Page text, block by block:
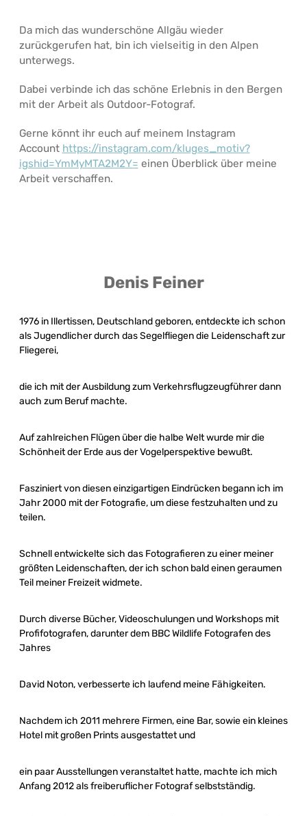
Da mich das wunderschöne Allgäu wieder
zurückgerufen hat, bin ich vielseitig in den Alpen
unterwegs.
Dabei verbinde ich das schöne Erlebnis in den Bergen
mit der Arbeit als Outdoor-Fotograf.
Gerne könnt ihr euch auf meinem Instagram
Account https://instagram.com/kluges_motiv?
igshid=YmMyMTA2M2Y= einen Überblick über meine
Arbeit verschaffen.
Denis Feiner
1976 in Illertissen, Deutschland geboren, entdeckte ich schon
als Jugendlicher durch das Segelfliegen die Leidenschaft zur
Fliegerei,
die ich mit der Ausbildung zum Verkehrsflugzeugführer dann
auch zum Beruf machte.
Auf zahlreichen Flügen über die halbe Welt wurde mir die
Schönheit der Erde aus der Vogelperspektive bewußt.
Fasziniert von diesen einzigartigen Eindrücken begann ich im
Jahr 2000 mit der Fotografie, um diese festzuhalten und zu
teilen.
Schnell entwickelte sich das Fotografieren zu einer meiner
größten Leidenschaften, der ich schon bald einen geraumen
Teil meiner Freizeit widmete.
Durch diverse Bücher, Videoschulungen und Workshops mit
Profifotografen, darunter dem BBC Wildlife Fotografen des
Jahres
David Noton, verbesserte ich laufend meine Fähigkeiten.
Nachdem ich 2011 mehrere Firmen, eine Bar, sowie ein kleines
Hotel mit großen Prints ausgestattet und
ein paar Ausstellungen veranstaltet hatte, machte ich mich
Anfang 2012 als freiberuflicher Fotograf selbstständig.